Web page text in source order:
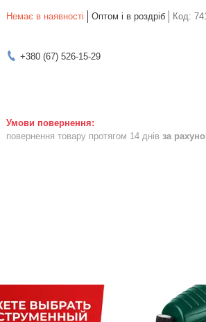
Немає в наявності Оптом і в роздріб Код:
+380 (67) 526-15-29
повернення товару протягом 14 днів за